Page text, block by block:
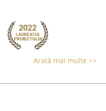
Arată mai multe >>